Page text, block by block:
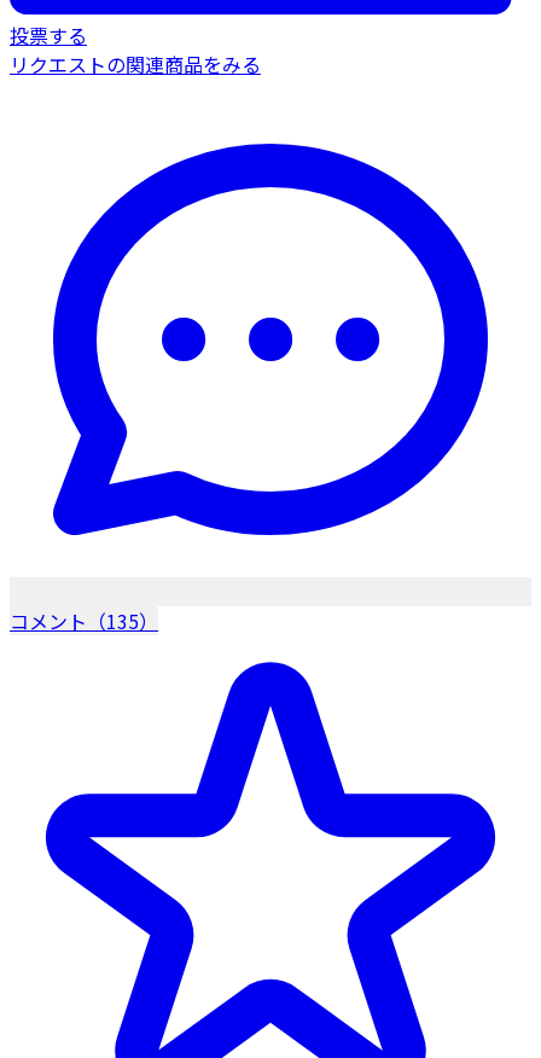
投票する
リクエストの関連商品をみる
コメント（135）